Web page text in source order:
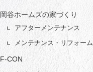
岡谷ホームズの家づくり
アフターメンテナンス
メンテナンス・リフォーム
F-CON